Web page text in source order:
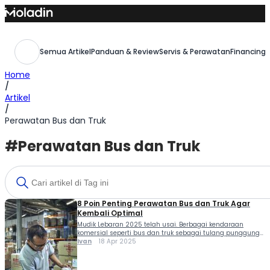
Skip
to
Semua ArtikelPanduan & ReviewServis & Perawatan
Home
/
Artikel
/
Perawatan Bus dan Truk
#Perawatan Bus dan Truk
8 Poin Penting Perawatan Bus dan Truk Agar
Kembali Optimal
Mudik Lebaran 2025 telah usai. Berbagai kendaraan
komersial seperti bus dan truk sebagai tulang punggung
transportasi dan logistik telah kembali bekerja selepas
Ivan 18 Apr 2025